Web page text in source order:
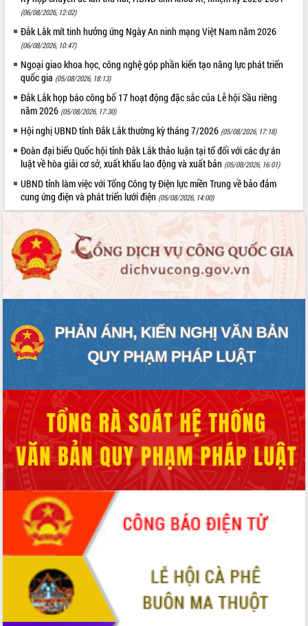
(06/08/2026, 12:02)
Đắk Lắk mít tinh hưởng ứng Ngày An ninh mạng Việt Nam năm 2026
(06/08/2026, 10:47)
Ngoại giao khoa học, công nghệ góp phần kiến tạo năng lực phát triển
quốc gia (05/08/2026, 18:13)
Đắk Lắk họp báo công bố 17 hoạt động đặc sắc của Lễ hội Sầu riêng
năm 2026 (05/08/2026, 17:30)
Hội nghị UBND tỉnh Đắk Lắk thường kỳ tháng 7/2026 (05/08/2026, 17:18)
Đoàn đại biểu Quốc hội tỉnh Đắk Lắk thảo luận tại tổ đối với các dự án
luật về hòa giải cơ sở, xuất khẩu lao động và xuất bản (05/08/2026, 16:01)
UBND tỉnh làm việc với Tổng Công ty Điện lực miền Trung về bảo đảm
cung ứng điện và phát triển lưới điện (05/08/2026, 14:00)